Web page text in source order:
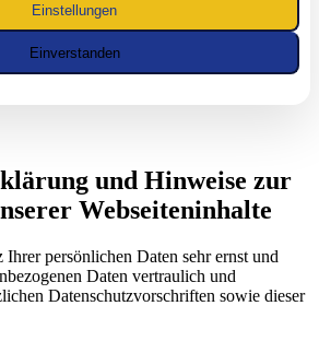
Einstellungen
Einverstanden
und Hinweise zur
Webseiteninhalte
persönlichen Daten sehr ernst und
Daten vertraulich und
Datenschutzvorschriften sowie dieser